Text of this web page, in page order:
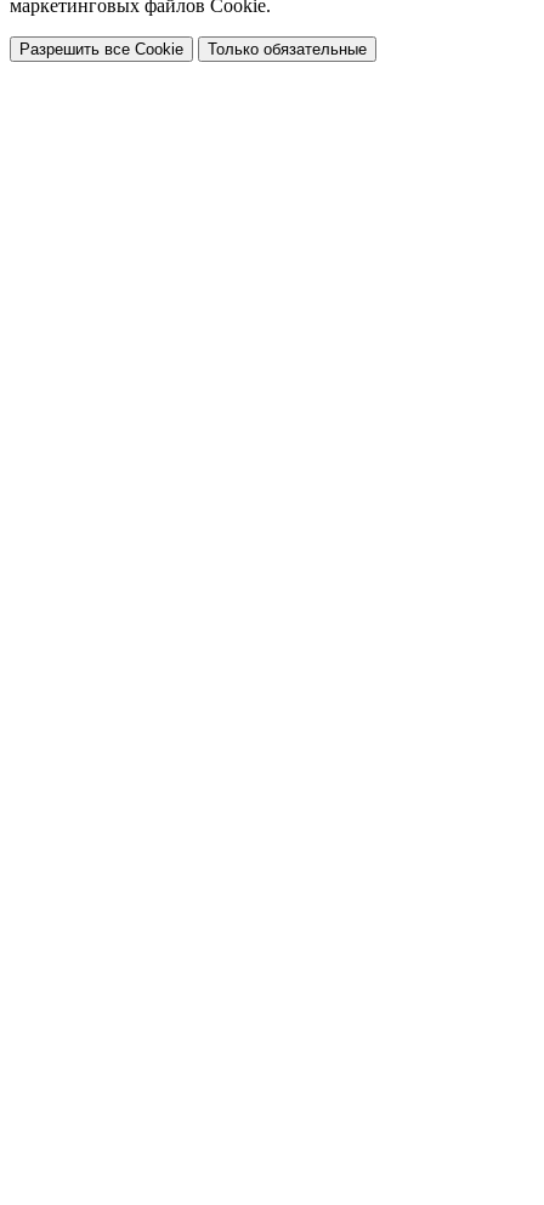
маркетинговых файлов Cookie.
Разрешить все Cookie Только обязательные